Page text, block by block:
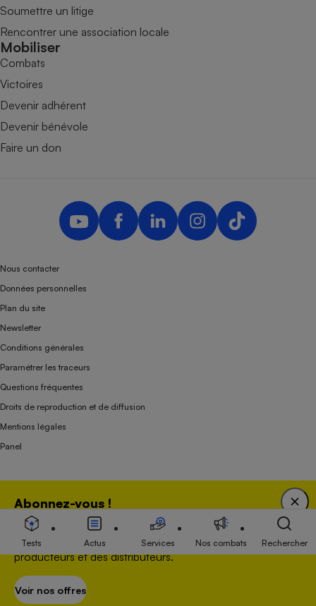
Abonnez-vous !
Bénéficiez d'une expertise unique tout en soutenant
une association 100 % indépendante de l'Etat, des
producteurs et des distributeurs.
Voir nos offres
Soumettre un litige
Rencontrer une association locale
Mobiliser
Combats
Victoires
Devenir adhérent
Devenir bénévole
Faire un don
Nous contacter
Données personnelles
Plan du site
Newsletter
Conditions générales
Paramétrer les traceurs
Questions fréquentes
Droits de reproduction et de diffusion
Mentions légales
Panel
Association indépendante de l’État, des syndicats, des producteurs et des
distributeurs depuis 1951.
Tests Actus Services Nos combats Rechercher